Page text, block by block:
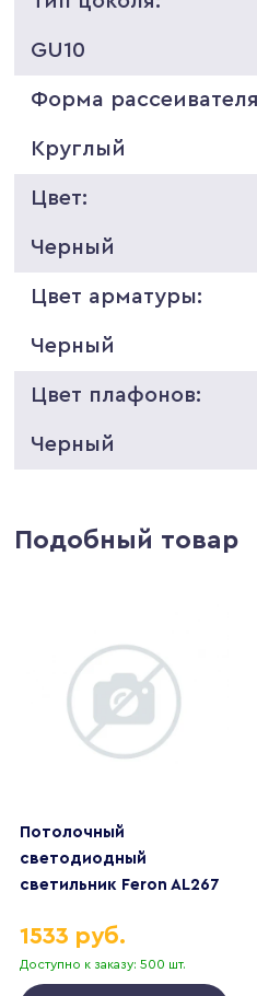
GU10
Форма
Круглый
Цвет:
Черный
Цвет арматуры:
Черный
Цвет плафонов:
Черный
Подобный товар
Потолочный
светодиодный
светильник Feron AL267
Доступно к заказу: 500 шт.
1533 руб.